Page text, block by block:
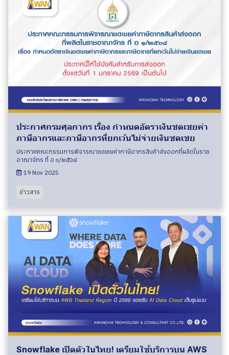
ประกาศกรมศุลกากร เรื่อง กำหนดอัตราเงินชดเชยค่า
ภาษีอากรและภาษีอากรที่ยกเว้นไม่จ่ายเงินชดเชย
ประกาศคณะกรรมการพิจารณาชดเชยค่าภาษีอากรสินค้าส่งออกที่ผลิตในราช
อาณาจักร ที่ อ ๑/๒๕๖๘
19 Nov 2025
ข่าวสาร
Snowflake เปิดตัวในไทย! เตรียมใช้บริการบน AWS